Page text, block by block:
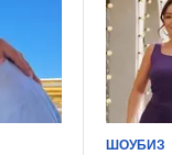
ШОУБИЗ